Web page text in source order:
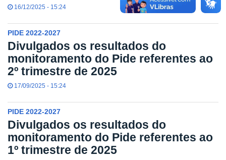
16/12/2025 - 15:24
PIDE 2022-2027
Divulgados os resultados do
monitoramento do Pide referentes ao
2º trimestre de 2025
17/09/2025 - 15:24
PIDE 2022-2027
Divulgados os resultados do
monitoramento do Pide referentes ao
1º trimestre de 2025